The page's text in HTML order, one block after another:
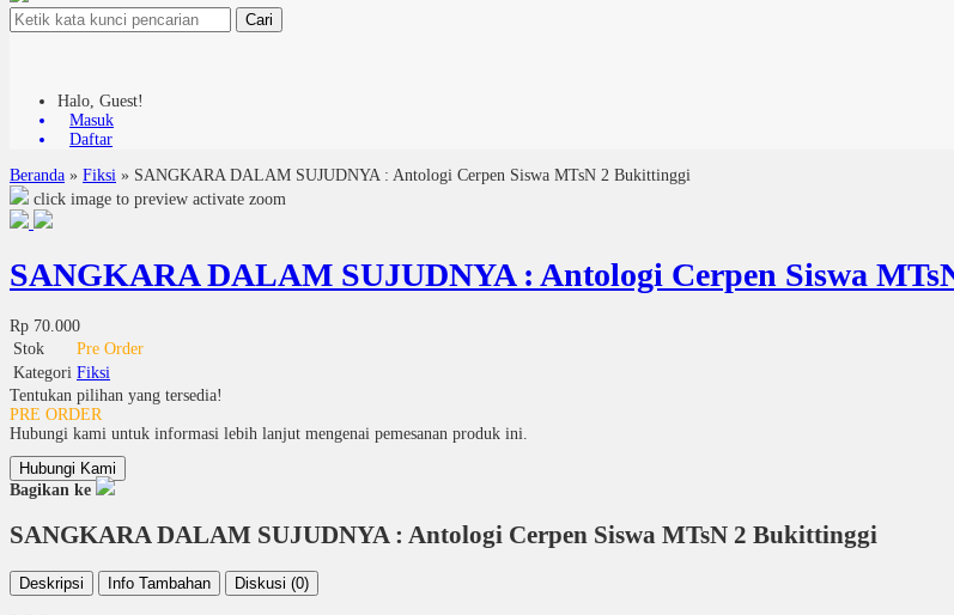
Cari
Halo, Guest!
Masuk
Daftar
Beranda » Fiksi » SANGKARA DALAM SUJUDNYA : Antologi Cerpen Siswa MTsN 2 Bukittinggi
click image to preview activate zoom
SANGKARA DALAM SUJUDNYA : Antologi Cerpen Siswa
Rp 70.000
Stok
Pre Order
Kategori Fiksi
Tentukan pilihan yang tersedia!
PRE ORDER
Hubungi kami untuk informasi lebih lanjut mengenai pemesanan produk ini.
Hubungi Kami
Bagikan ke
SANGKARA DALAM SUJUDNYA : Antologi Cerpen Siswa MTsN 2 Bukittinggi
Deskripsi Info Tambahan Diskusi (0)